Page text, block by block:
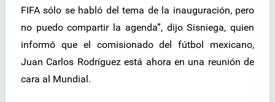
FIFA sólo se habló del tema de la inauguración, pero
no puedo compartir la agenda”, dijo Sisniega, quien
informó que el comisionado del fútbol mexicano,
Juan Carlos Rodríguez está ahora en una reunión de
cara al Mundial.